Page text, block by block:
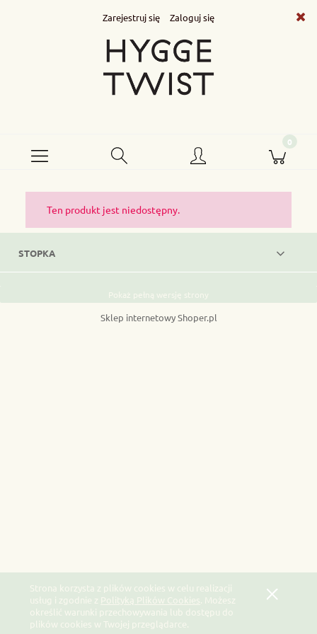
Strona korzysta z plików cookies w celu realizacji
usług i zgodnie z Polityką Plików Cookies . Możesz
określić warunki przechowywania lub dostępu do
plików cookies w Twojej przeglądarce.
Zarejestruj się Zaloguj się
Ten produkt jest niedostępny.
STOPKA
Pokaż pełną wersję strony
Sklep internetowy Shoper.pl